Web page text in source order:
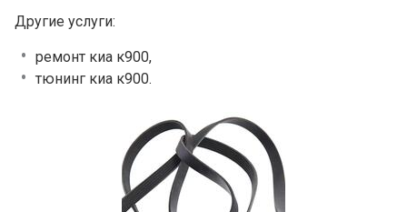
Другие услуги:
ремонт киа к900,
тюнинг киа к900.